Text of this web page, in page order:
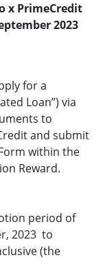
x PrimeCredit
2023
for a
Loan”) via
to
and submit
within the
Reward.
period of
2023 to
(the